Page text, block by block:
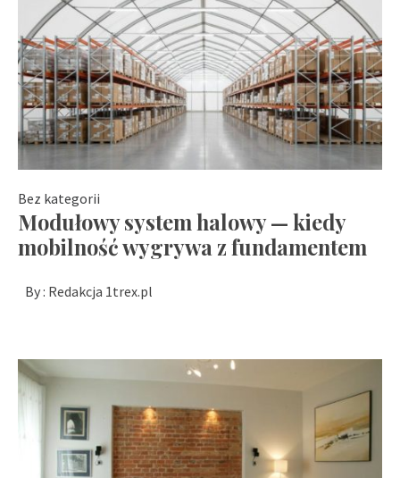
Bez kategorii
Modułowy system halowy — kiedy
mobilność wygrywa z fundamentem
By : Redakcja 1trex.pl